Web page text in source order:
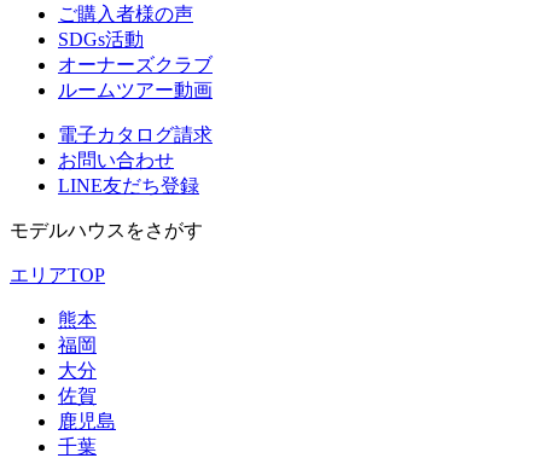
ご購入者様の声
SDGs活動
オーナーズクラブ
ルームツアー動画
電子カタログ請求
お問い合わせ
LINE友だち登録
モデルハウスをさがす
エリアTOP
熊本
福岡
大分
佐賀
鹿児島
千葉